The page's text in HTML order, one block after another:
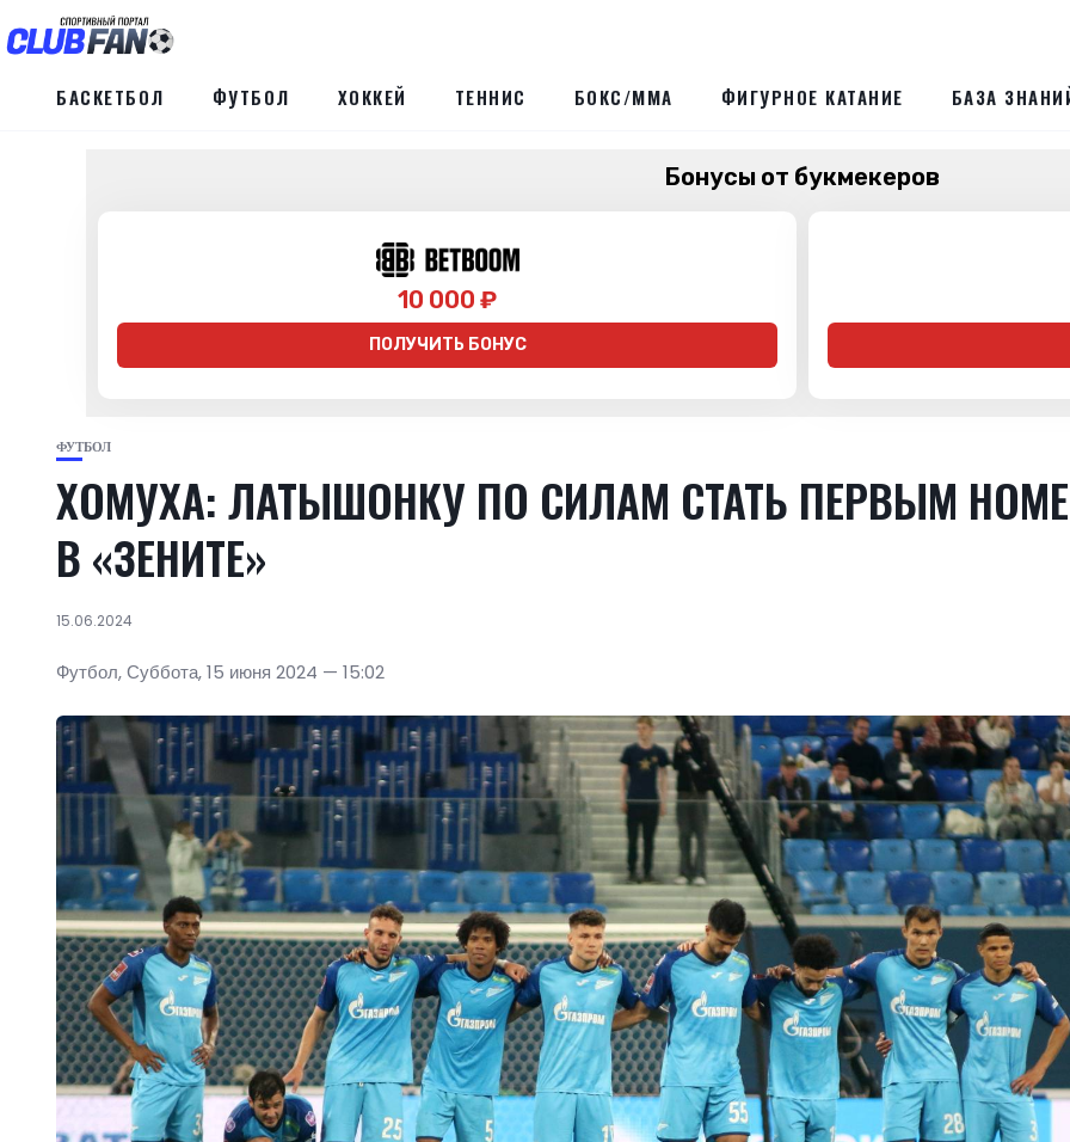
БАСКЕТБОЛ ФУТБОЛ ХОККЕЙ ТЕННИС БОКС/ММА ФИГУРНОЕ КАТАНИЕ БАЗА
Бонусы от букмекеров
10 000 ₽
ПОЛУЧИТЬ БОНУС
ФУТБОЛ
ХОМУХА: ЛАТЫШОНКУ ПО СИЛАМ СТАТЬ ПЕРВЫМ
В «ЗЕНИТЕ»
15.06.2024
Футбол, Суббота, 15 июня 2024 — 15:02